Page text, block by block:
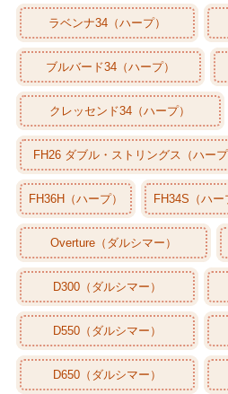
ラベンナ34（ハープ）
ブルバード34（ハープ）
クレッセンド34（ハープ）
FH26 ダブル・ストリングス（ハープ
FH36H（ハープ） FH34S（ハー
Overture（ダルシマー）
D300（ダルシマー）
D550（ダルシマー）
D650（ダルシマー）